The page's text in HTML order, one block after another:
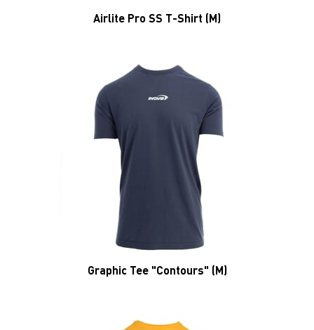
Airlite Pro SS T-Shirt (M)
Graphic Tee "Contours" (M)